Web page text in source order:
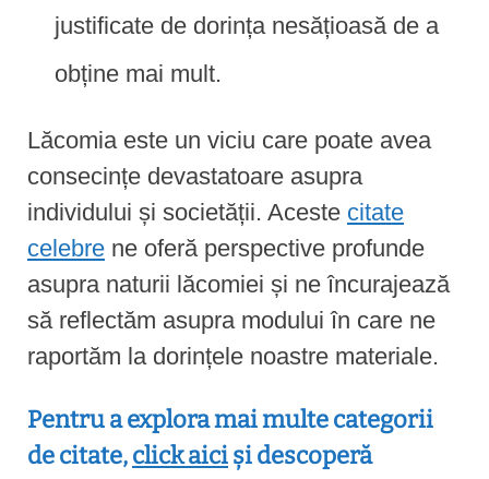
justificate de dorința nesățioasă de a
obține mai mult.
Lăcomia este un viciu care poate avea
consecințe devastatoare asupra
individului și societății. Aceste citate
celebre ne oferă perspective profunde
asupra naturii lăcomiei și ne încurajează
să reflectăm asupra modului în care ne
raportăm la dorințele noastre materiale.
Pentru a explora mai multe categorii
de citate,click aiciși descoperă